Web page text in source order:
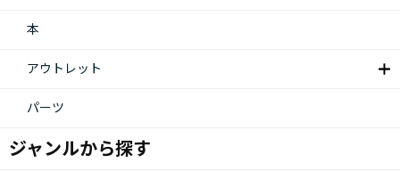
本
アウトレット
パーツ
ジャンルから探す